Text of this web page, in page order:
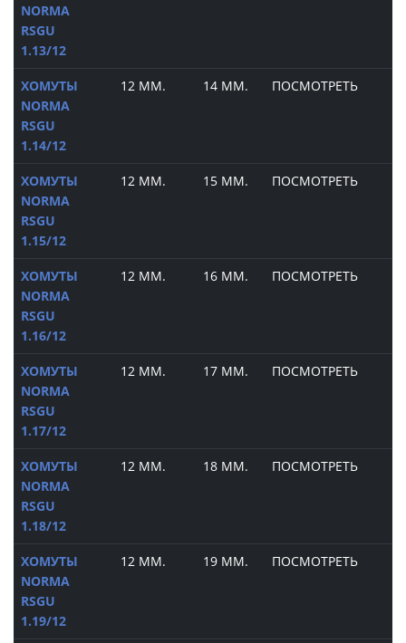
NORMA
RSGU
1.13/12
ХОМУТЫ
NORMA
RSGU
1.14/12
12 ММ. 14 ММ. ПОСМОТРЕТЬ
ХОМУТЫ
NORMA
RSGU
1.15/12
12 ММ. 15 ММ. ПОСМОТРЕТЬ
ХОМУТЫ
NORMA
RSGU
1.16/12
12 ММ. 16 ММ. ПОСМОТРЕТЬ
ХОМУТЫ
NORMA
RSGU
1.17/12
12 ММ. 17 ММ. ПОСМОТРЕТЬ
ХОМУТЫ
NORMA
RSGU
1.18/12
12 ММ. 18 ММ. ПОСМОТРЕТЬ
ХОМУТЫ
NORMA
RSGU
1.19/12
12 ММ. 19 ММ. ПОСМОТРЕТЬ